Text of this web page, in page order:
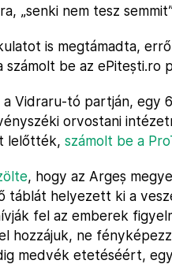
„senki nem tesz
is megtámadta,
be az ePitești.ro
Vidraru-tó partján, egy
orvostani
lelőtték, számolt be a
, hogy az Argeș
táblát helyezett ki a
fel az emberek
hozzájuk, ne
medvék etetéséért,